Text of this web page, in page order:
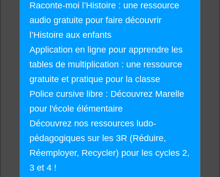
Raconte-moi l’Histoire : une ressource
audio gratuite pour faire découvrir
l’Histoire aux enfants
Application en ligne pour apprendre les
tables de multiplication : une ressource
gratuite et pratique pour la classe
Police cursive libre : Découvrez Marelle
pour l'école élémentaire
Découvrez nos ressources ludo-
pédagogiques sur les 3R (Réduire,
Réemployer, Recycler) pour les cycles 2,
3 et 4 !